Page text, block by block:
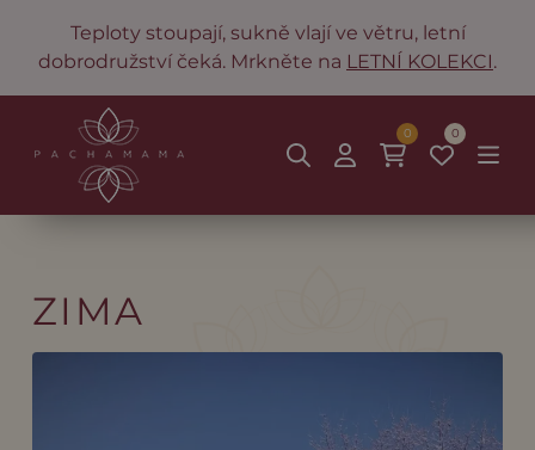
Teploty stoupají, sukně vlají ve větru, letní
dobrodružství čeká. Mrkněte na LETNÍ KOLEKCI.
0
0
ZIMA